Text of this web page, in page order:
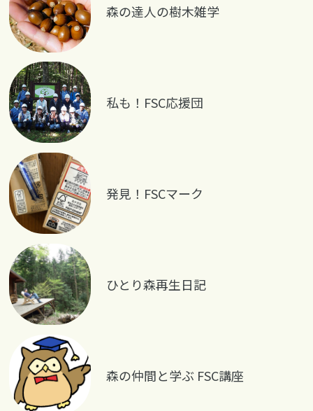
森の達人の樹木雑学
私も！FSC応援団
発見！FSCマーク
ひとり森再生日記
森の仲間と学ぶ FSC講座